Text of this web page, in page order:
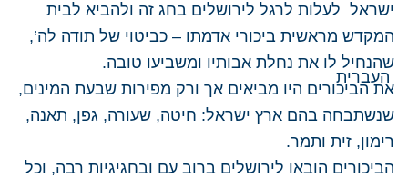
ישראל לעלות לרגל לירושלים בחג זה ולהביא לבית
המקדש מראשית ביכורי אדמתו – כביטוי של תודה לה’,
שהנחיל לו את נחלת אבותיו ומשביעו טובה.
את הביכורים היו מביאים אך ורק מפירות שבעת המינים​,
שנשתבחה בהם ארץ ישראל: חיטה, שעורה, גפן, תאנה,
רימון, זית ותמר.
הביכורים הובאו לירושלים ברוב עם ובחגיגיות רבה, וכל